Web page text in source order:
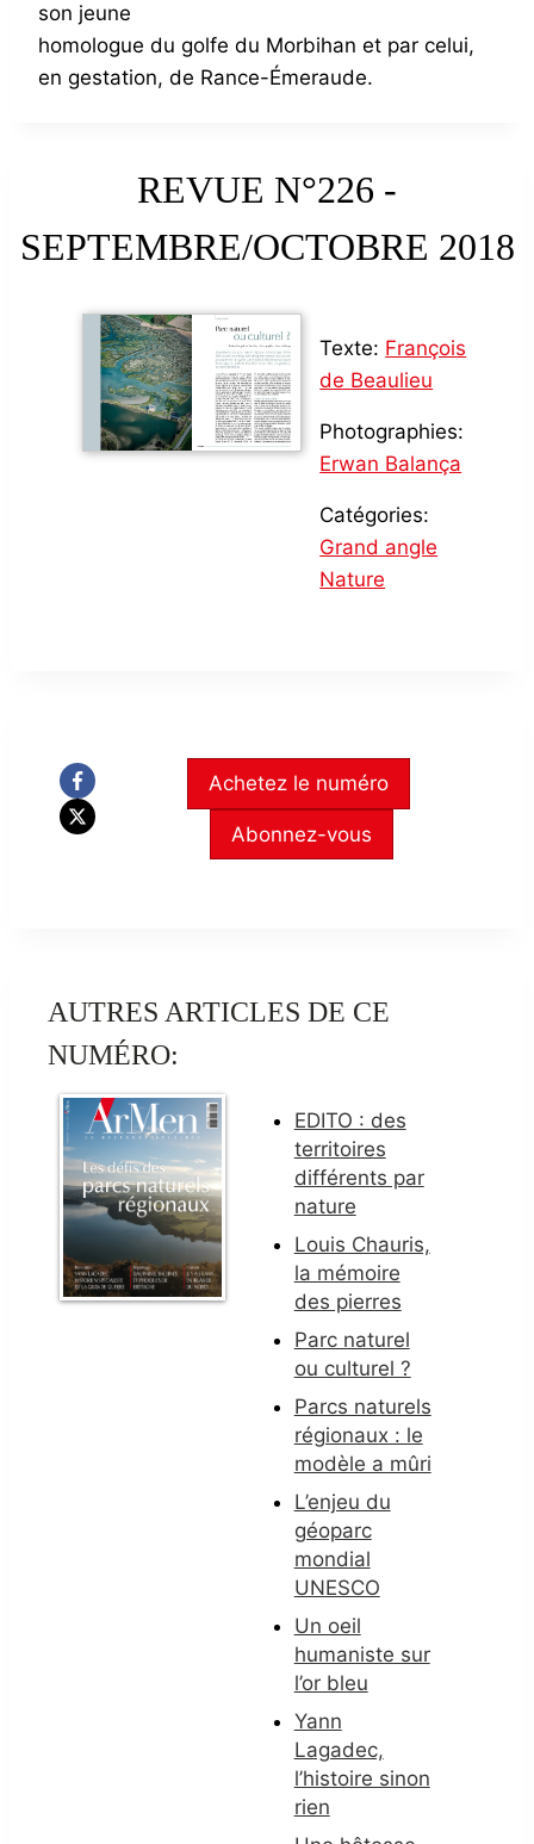
son jeune
homologue du golfe du Morbihan et par celui,
en gestation, de Rance-Émeraude.
REVUE N°226 -
SEPTEMBRE/OCTOBRE 2018
Texte: François
de Beaulieu
Photographies:
Erwan Balança
Catégories:
Grand angle
Nature
Achetez le numéro
Abonnez-vous
AUTRES ARTICLES DE CE
NUMÉRO:
EDITO : des
territoires
différents par
nature
Louis Chauris,
la mémoire
des pierres
Parc naturel
ou culturel ?
Parcs naturels
régionaux : le
modèle a mûri
L’enjeu du
géoparc
mondial
UNESCO
Un oeil
humaniste sur
l’or bleu
Yann
Lagadec,
l’histoire sinon
rien